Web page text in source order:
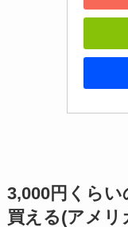
3,000円くら
買える(アメリ